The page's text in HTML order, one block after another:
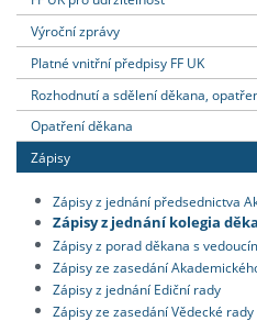
Výroční zprávy
Platné vnitřní předpisy FF UK
Rozhodnutí a sdělení děkana,
Opatření děkana
Zápisy
Zápisy z jednání předsednictva
Zápisy z jednání kolegia
Zápisy z porad děkana s
Zápisy ze zasedání
Zápisy z jednání Ediční rady
Zápisy ze zasedání Vědecké rady